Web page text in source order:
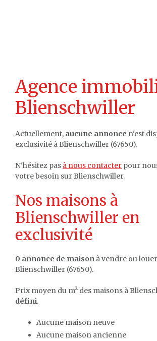
Agence
Blienschwiller
Actuellement, aucune annonce n'est
exclusivité à Blienschwiller (67650).
N'hésitez pas à nous contacter pour
votre besoin sur Blienschwiller.
Nos maisons à
Blienschwiller en
exclusivité
0 annonce de maison à vendre ou
Blienschwiller (67650).
Prix moyen du m² des maisons à
défini.
Aucune maison neuve
Aucune maison ancienne